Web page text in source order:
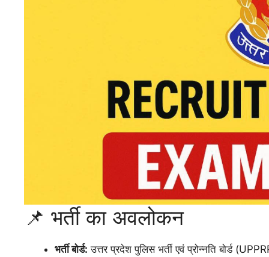
📌 भर्ती का अवलोकन
भर्ती बोर्ड: उत्तर प्रदेश पुलिस भर्ती एवं प्रोन्नति बोर्ड